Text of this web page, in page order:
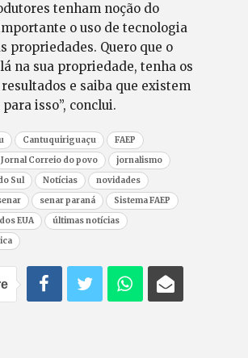
tenham noção do
o uso de tecnologia
propriedades. Quero que o
na sua propriedade, tenha os
e saiba que existem
isso”, conclui.
Cantuquiriguaçu
FAEP
Jornal Correio do povo
jornalismo
Sul
Notícias
novidades
senar paraná
Sistema FAEP
EUA
últimas notícias